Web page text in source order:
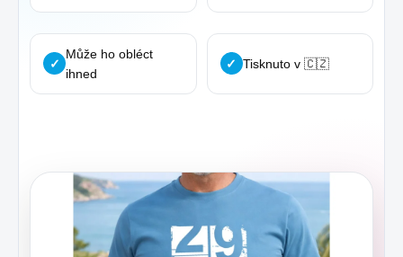
✓
Může ho obléct
ihned
✓ Tisknuto v 🇨🇿